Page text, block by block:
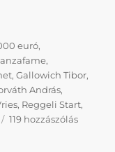
euró,
,
,Gallowich Tibor,
András,
, Reggeli Start,
119 hozzászólás